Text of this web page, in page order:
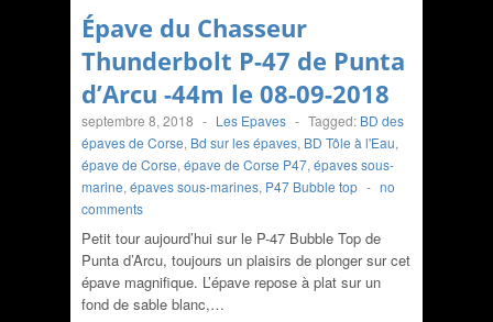
Épave du Chasseur
Thunderbolt P-47 de Punta
d’Arcu -44m le 08-09-2018
septembre 8, 2018 - Les Epaves - Tagged: BD des
épaves de Corse, Bd sur les épaves, BD Tôle à l'Eau,
épave de Corse, épave de Corse P47, épaves sous-
marine, épaves sous-marines, P47 Bubble top - no
comments
Petit tour aujourd’hui sur le P-47 Bubble Top de
Punta d’Arcu, toujours un plaisirs de plonger sur cet
épave magnifique. L’épave repose à plat sur un
fond de sable blanc,…